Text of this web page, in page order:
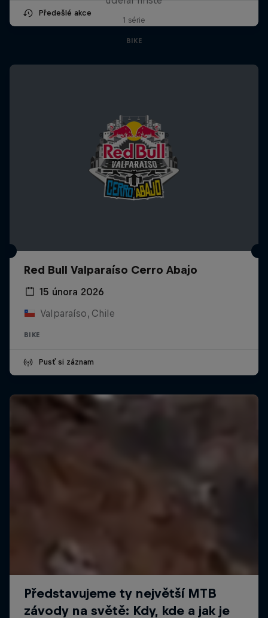
Předešlé akce
1 série
BIKE
Red Bull Valparaíso Cerro Abajo
15 února 2026
Valparaíso, Chile
BIKE
Pusť si záznam